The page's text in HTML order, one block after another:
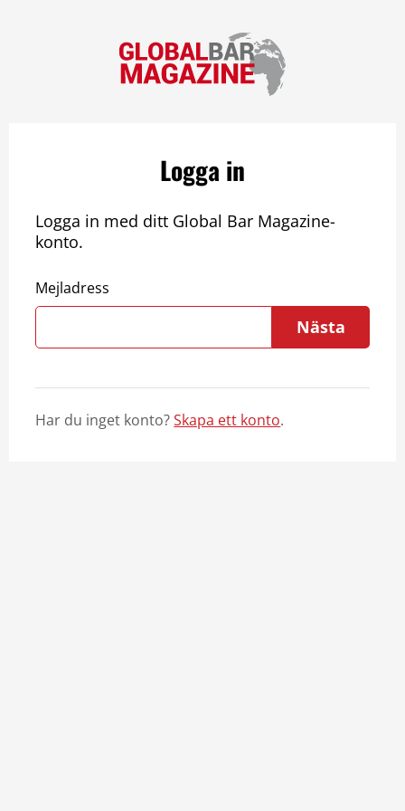
Logga in
Logga in med ditt Global Bar Magazine-
konto.
Mejladress
Nästa
Har du inget konto?Skapa ett konto.